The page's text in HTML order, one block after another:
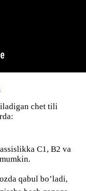
chet tili
C1, B2 va
qabul bo’ladi,